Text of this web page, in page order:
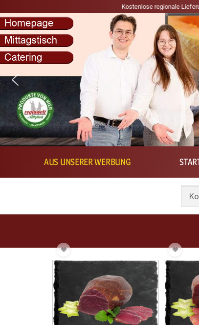
regionale Lieferung in den Postleitzahlbereichen 35410,
AUS UNSERER WERBUNG